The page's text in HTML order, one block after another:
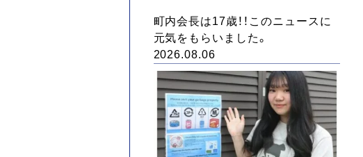
町内会長は17歳！！このニュースに
元気をもらいました。
2026.08.06